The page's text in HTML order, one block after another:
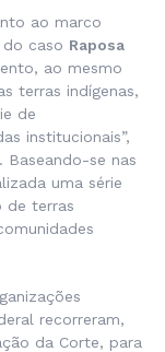
ao marco
caso Raposa
ao mesmo
terras indígenas,
de
institucionais”,
se nas
uma série
de terras
recorreram,
da Corte, para